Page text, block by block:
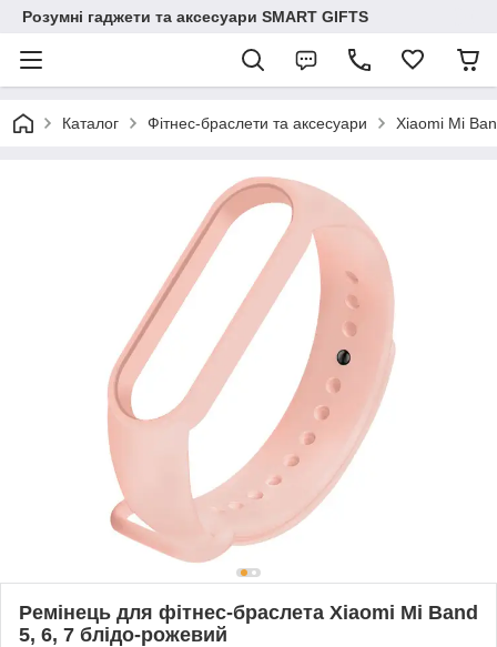
Розумні гаджети та аксесуари SMART GIFTS
Каталог Фітнес-браслети та аксесуари Xiaomi Mi
Ремінець для фітнес-браслета Xiaomi Mi Band
5, 6, 7 блідо-рожевий